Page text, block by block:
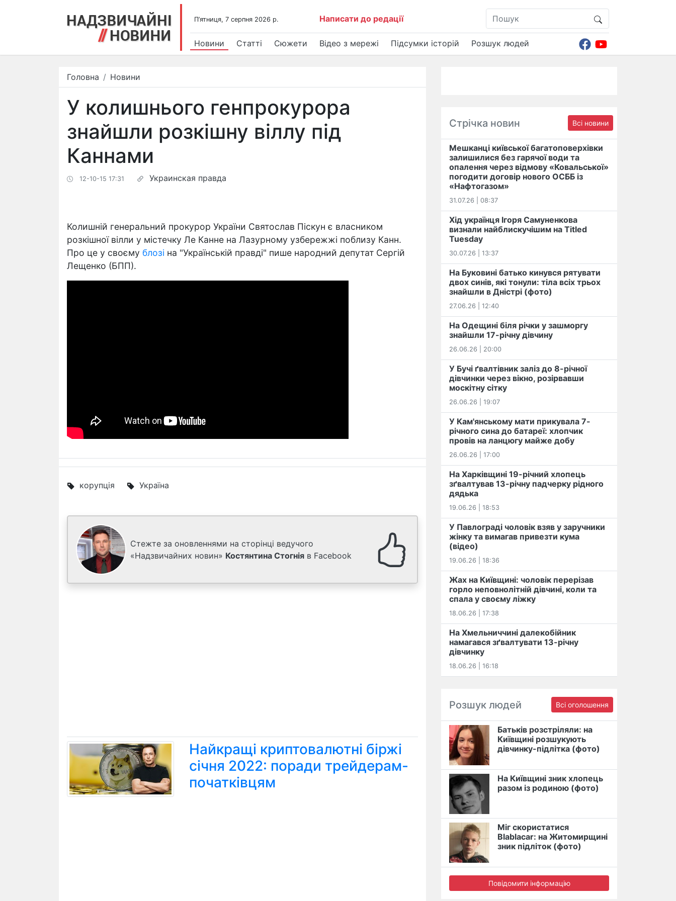
П’ятниця, 7 серпня 2026 р. Написати до редації
Новини Статті Сюжети Відео з мережі Підсумки історій Розшук людей
Головна Новини
У колишнього генпрокурора
знайшли розкішну віллу під
Каннами
12-10-15 17:31 Украинская правда
Колишній генеральний прокурор України Святослав Піскун є власником
розкішної вілли у містечку Ле Канне на Лазурному узбережжі поблизу Канн.
Про це у своєму блозі на "Українській правді" пише народний депутат Сергій
Лещенко (БПП).
корупція Україна
Стежте за оновленнями на сторінці ведучого
«Надзвичайних новин» Костянтина Стогнія в Facebook
Найкращі криптовалютні біржі
січня 2022: поради трейдерам-
початківцям
Стрічка новин Всі новини
Мешканці київської багатоповерхівки
залишилися без гарячої води та
опалення через відмову «Ковальської»
погодити договір нового ОСББ із
«Нафтогазом»
31.07.26 | 08:37
Хід українця Ігоря Самуненкова
визнали найблискучішим на Titled
Tuesday
30.07.26 | 13:37
На Буковині батько кинувся рятувати
двох синів, які тонули: тіла всіх трьох
знайшли в Дністрі (фото)
27.06.26 | 12:40
На Одещині біля річки у зашморгу
знайшли 17-річну дівчину
26.06.26 | 20:00
У Бучі ґвалтівник заліз до 8-річної
дівчинки через вікно, розірвавши
москітну сітку
26.06.26 | 19:07
У Кам'янському мати прикувала 7-
річного сина до батареї: хлопчик
провів на ланцюгу майже добу
26.06.26 | 17:00
На Харківщині 19-річний хлопець​
️зґвалтував 13-річну падчерку рідного
дядька
19.06.26 | 18:53
У Павлограді чоловік взяв у заручники
жінку та вимагав привезти кума
(відео)
19.06.26 | 18:36
Жах на Київщині: чоловік перерізав
горло неповнолітній дівчині, коли та
спала у своєму ліжку
18.06.26 | 17:38
На Хмельниччині далекобійник
намагався зґвалтувати 13-річну
дівчинку
18.06.26 | 16:18
Розшук людей Всі оголошення
Батьків розстріляли: на
Київщині розшукують
дівчинку-підлітка (фото)
На Київщині зник хлопець
разом із родиною (фото)
Міг скористатися
Blablacar: на Житомирщині
зник підліток (фото)
Повідомити інформацію